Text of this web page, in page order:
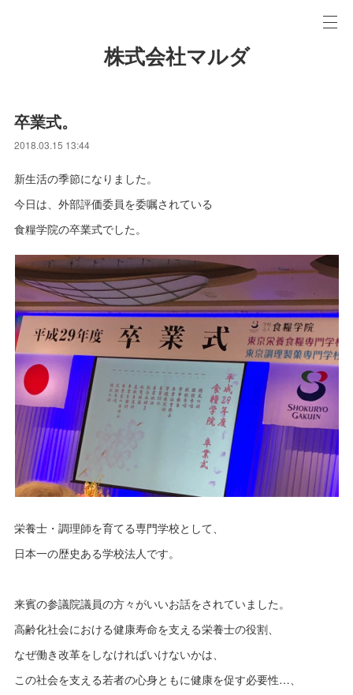
株式会社マルダ
卒業式。
2018.03.15 13:44
新生活の季節になりました。
今日は、外部評価委員を委嘱されている
食糧学院の卒業式でした。
栄養士・調理師を育てる専門学校として、
日本一の歴史ある学校法人です。
来賓の参議院議員の方々がいいお話をされていました。
高齢化社会における健康寿命を支える栄養士の役割、
なぜ働き改革をしなければいけないかは、
この社会を支える若者の心身ともに健康を促す必要性…、